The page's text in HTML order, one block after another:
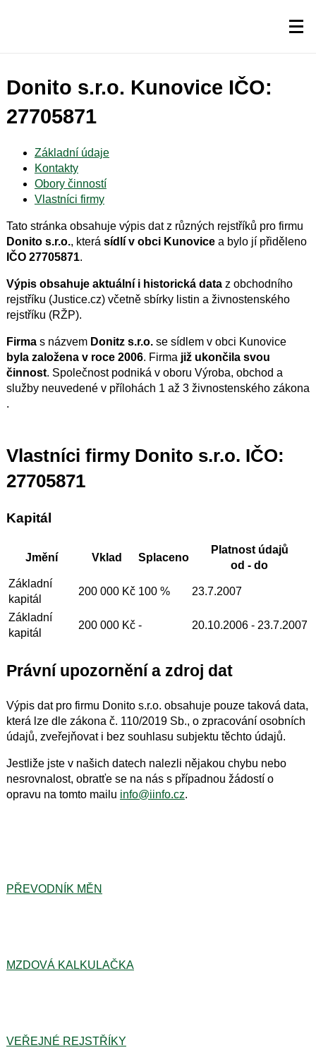
Donito s.r.o. Kunovice IČO:
27705871
Základní údaje
Kontakty
Obory činností
Vlastníci firmy
Tato stránka obsahuje výpis dat z různých rejstříků pro firmu
Donito s.r.o., která sídlí v obci Kunovicea bylo jí přiděleno
IČO 27705871.
Výpis obsahuje aktuální i historická dataz obchodního
rejstříku (Justice.cz) včetně sbírky listin a živnostenského
rejstříku (RŽP).
Firmas názvem Donitz s.r.o.se sídlem v obci Kunovice
byla založena v roce 2006. Firma již ukončila svou
činnost. Společnost podniká v oboru Výroba, obchod a
služby neuvedené v přílohách 1 až 3 živnostenského zákona
.
Vlastníci firmy Donito s.r.o. IČO:
27705871
Kapitál
Jmění Vklad Splaceno
Platnost údajů
od - do
Základní
kapitál
200 000 Kč 100 % 23.7.2007
Základní
kapitál
200 000 Kč - 20.10.2006- 23.7.2007
Právní upozornění a zdroj dat
Výpis dat pro firmu Donito s.r.o. obsahuje pouze taková data,
která lze dle zákona č. 110/2019 Sb., o zpracování osobních
údajů, zveřejňovat i bez souhlasu subjektu těchto údajů.
Jestliže jste v našich datech nalezli nějakou chybu nebo
nesrovnalost, obratťe se na nás s případnou žádostí o
opravu na tomto mailu info@iinfo.cz.
PŘEVODNÍK MĚN
MZDOVÁ KALKULAČKA
VEŘEJNÉ REJSTŘÍKY